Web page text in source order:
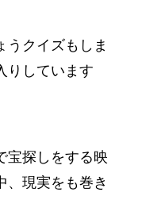
うクイズもしま
りしています
宝探しをする映
、現実をも巻き